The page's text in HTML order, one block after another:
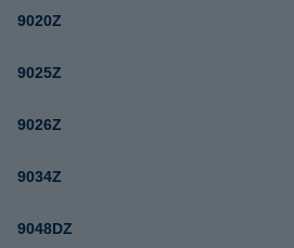
9020Z
9025Z
9026Z
9034Z
9048DZ